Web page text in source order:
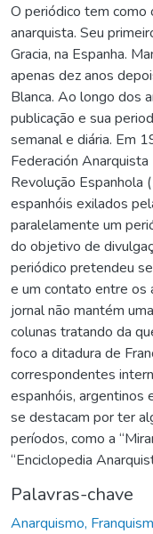
O periódico tem
anarquista. Seu
Gracia, na Espanha.
apenas dez anos
Blanca. Ao longo dos
publicação e sua
semanal e diária. Em
Federación
Revolução
espanhóis exilados
paralelamente um
do objetivo de
periódico pretendeu
e um contato entre os
jornal não mantém
colunas tratando da
foco a ditadura de
correspondentes
espanhóis, argentinos
se destacam por ter
períodos, como a
“Enciclopedia
Palavras-chave
Anarquismo,